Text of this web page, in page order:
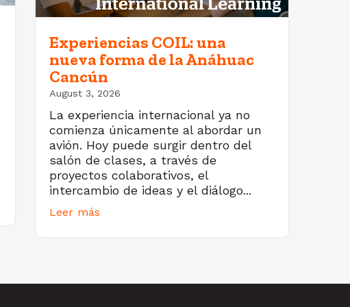
Experiencias COIL: una
nueva forma de la Anáhuac
Cancún
August 3, 2026
La experiencia internacional ya no
comienza únicamente al abordar un
avión. Hoy puede surgir dentro del
salón de clases, a través de
proyectos colaborativos, el
intercambio de ideas y el diálogo...
Leer más